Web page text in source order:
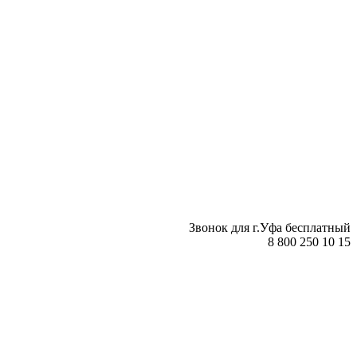
Звонок для г.Уфа бесплатный
8 800 250 10 15